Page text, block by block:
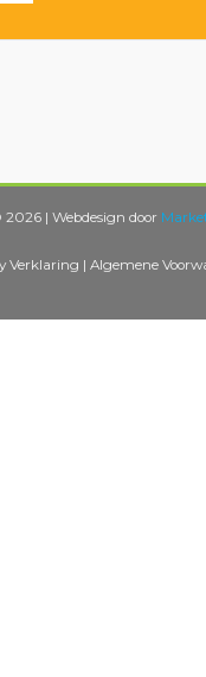
| Webdesign door
Verklaring | Algemene